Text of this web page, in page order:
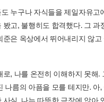
누구나 자식들을 제일자유고
봤고, 불행히도 합격했다. 그
준은 옥상에서 뛰어내리지 않
로, 나를 온전히 이해하지 못해
나름의 아픔을 모를 테지만.
사실, 나는 따뜻한 극장에 앉아